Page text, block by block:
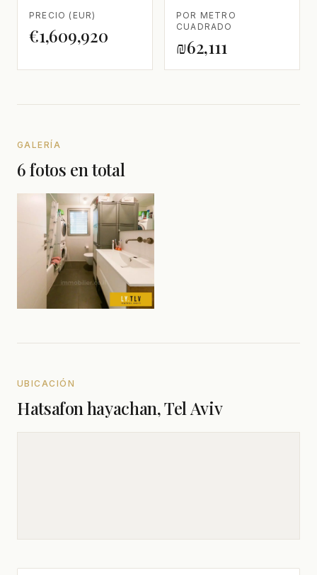
PRECIO (EUR)
€1,609,920
POR METRO
CUADRADO
₪62,111
GALERÍA
6 fotos en total
UBICACIÓN
Hatsafon hayachan, Tel Aviv